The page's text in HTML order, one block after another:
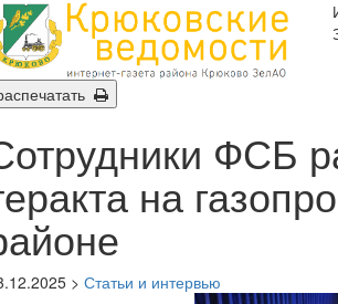
ФСБ
на
> Статьи и интервью